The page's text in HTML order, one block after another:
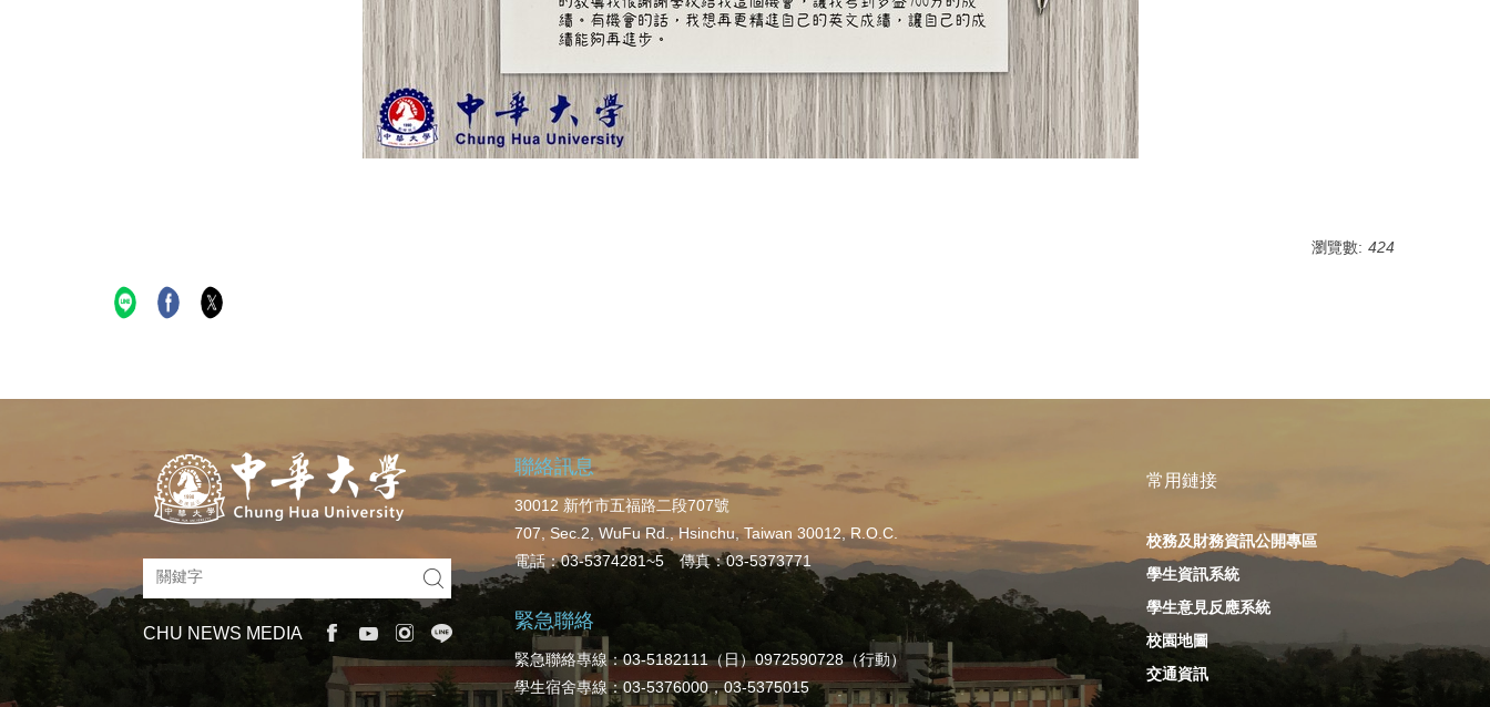
瀏覽數: 424
CHU NEWS MEDIA
聯絡訊息
30012 新竹市五福路二段707號
707, Sec.2, WuFu Rd., Hsinchu, Taiwan 30012, R.O.C.
電話：03-5374281~5 傳真：03-5373771
緊急聯絡
緊急聯絡專線：03-5182111（日）0972590728（行動）
學生宿舍專線：03-5376000，03-5375015
常用鏈接
校務及財務資訊公開專區
學生資訊系統
學生意見反應系統
校園地圖
交通資訊